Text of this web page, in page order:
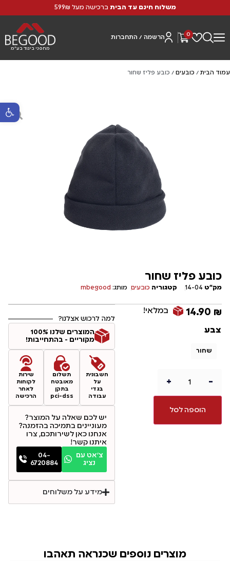
פתח
משלוח חינם עד הבית ברכישה מעל 599₪
0 הרשמה / התחברות
מחסני ביגוד בע"מ
עמוד הבית / כובעים / כובע פליז שחור
כובע פליז שחור
מק"ט 14-04 קטגוריה כובעים מותג: mbegood
14.90 ₪ במלאי!
צבע
שחור
-
+
הוספה לסל
למה לרכוש אצלנו?
המוצרים שלנו 100%
מקוריים - בהתחייבות!
חשבונית
על
בגדי
עבודה
תשלום
מאובטח
בתקן
pci-dss
שירות
לקוחות
לאחר
הרכישה
יש לכם שאלה על המוצר?
מעוניינים בתמיכה בהזמנה?
אנחנו כאן לשירותכם, צרו
איתנו קשר!
צ׳אט עם
נציג
04-
6720884
מידע על משלוחים
מוצרים נוספים שכנראה תאהבו